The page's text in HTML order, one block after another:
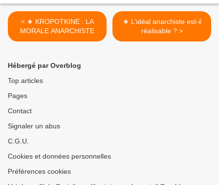
< ★ KROPOTKINE : LA
MORALE ANARCHISTE
★ L’idéal anarchiste est-il
réalisable ? >
Hébergé par Overblog
Top articles
Pages
Contact
Signaler un abus
C.G.U.
Cookies et données personnelles
Préférences cookies